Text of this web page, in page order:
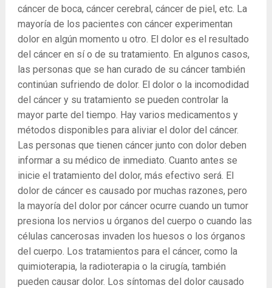
cáncer de boca, cáncer cerebral, cáncer de piel, etc. La
mayoría de los pacientes con cáncer experimentan
dolor en algún momento u otro. El dolor es el resultado
del cáncer en sí o de su tratamiento. En algunos casos,
las personas que se han curado de su cáncer también
continúan sufriendo de dolor. El dolor o la incomodidad
del cáncer y su tratamiento se pueden controlar la
mayor parte del tiempo. Hay varios medicamentos y
métodos disponibles para aliviar el dolor del cáncer.
Las personas que tienen cáncer junto con dolor deben
informar a su médico de inmediato. Cuanto antes se
inicie el tratamiento del dolor, más efectivo será. El
dolor de cáncer es causado por muchas razones, pero
la mayoría del dolor por cáncer ocurre cuando un tumor
presiona los nervios u órganos del cuerpo o cuando las
células cancerosas invaden los huesos o los órganos
del cuerpo. Los tratamientos para el cáncer, como la
quimioterapia, la radioterapia o la cirugía, también
pueden causar dolor. Los síntomas del dolor causado